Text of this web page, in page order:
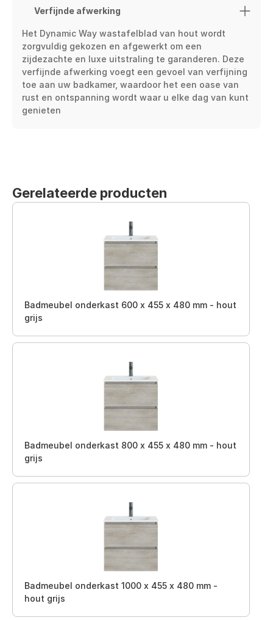
Verfijnde afwerking
Het Dynamic Way wastafelblad van hout wordt
zorgvuldig gekozen en afgewerkt om een
zijdezachte en luxe uitstraling te garanderen. Deze
verfijnde afwerking voegt een gevoel van verfijning
toe aan uw badkamer, waardoor het een oase van
rust en ontspanning wordt waar u elke dag van kunt
genieten
Gerelateerde producten
Badmeubel onderkast 600 x 455 x 480 mm - hout
grijs
Badmeubel onderkast 800 x 455 x 480 mm - hout
grijs
Badmeubel onderkast 1000 x 455 x 480 mm -
hout grijs